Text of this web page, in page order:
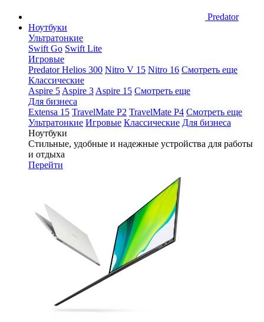
Predator
Ноутбуки
Ультратонкие
Swift Go Swift Lite
Игровые
Predator Helios 300 Nitro V 15 Nitro 16 Смотреть еще
Классические
Aspire 5 Aspire 3 Aspire 15 Смотреть еще
Для бизнеса
Extensa 15 TravelMate P2 TravelMate P4 Смотреть еще
Ультратонкие Игровые Классические Для бизнеса
Ноутбуки
Стильные, удобные и надежные устройства для работы
и отдыха
Перейти